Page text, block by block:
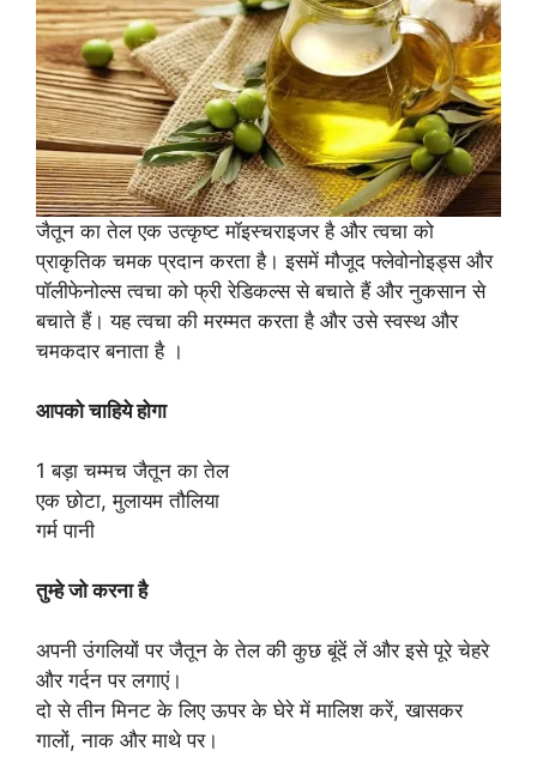
जैतून का तेल एक उत्कृष्ट मॉइस्चराइजर है और त्वचा को
प्राकृतिक चमक प्रदान करता है। इसमें मौजूद फ्लेवोनोइड्स और
पॉलीफेनोल्स त्वचा को फ्री रेडिकल्स से बचाते हैं और नुकसान से
बचाते हैं। यह त्वचा की मरम्मत करता है और उसे स्वस्थ और
चमकदार बनाता है ।
आपको चाहिये होगा
1 बड़ा चम्मच जैतून का तेल
एक छोटा, मुलायम तौलिया
गर्म पानी
तुम्हे जो करना है
अपनी उंगलियों पर जैतून के तेल की कुछ बूंदें लें और इसे पूरे चेहरे
और गर्दन पर लगाएं।
दो से तीन मिनट के लिए ऊपर के घेरे में मालिश करें, खासकर
गालों, नाक और माथे पर।